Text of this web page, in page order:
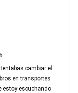
cambiar el
en transportes
estoy escuchando